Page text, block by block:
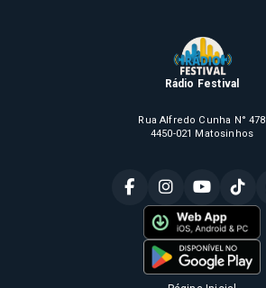
Rádio Festival
Rua Alfredo Cunha N° 478
4450-021 Matosinhos